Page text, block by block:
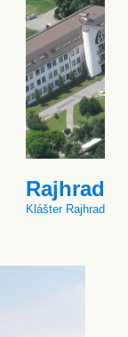
Rajhrad
Klášter Rajhrad